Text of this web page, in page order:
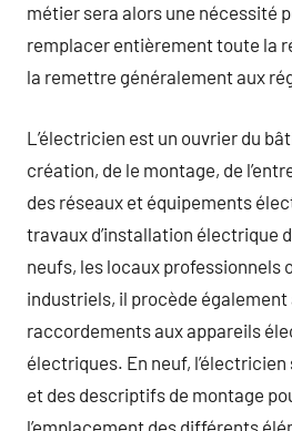
métier sera alors une nécessité
remplacer entièrement toute la
la remettre généralement aux
L’électricien est un ouvrier du
création, de le montage, de
des réseaux et équipements
travaux d’installation électrique
neufs, les locaux professionnels
industriels, il procède
raccordements aux appareils
électriques. En neuf, l’électricien
et des descriptifs de montage
l’emplacement des différents